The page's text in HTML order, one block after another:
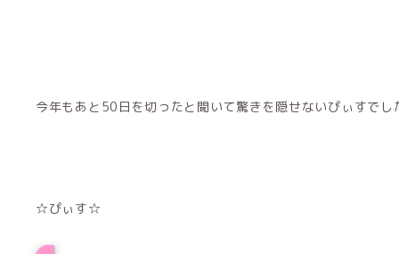
今年もあと50日を切ったと聞いて驚きを隠せないぴぃすでし
☆ぴぃす☆